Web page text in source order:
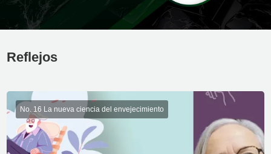
Reflejos
No. 16 La nueva ciencia del envejecimiento